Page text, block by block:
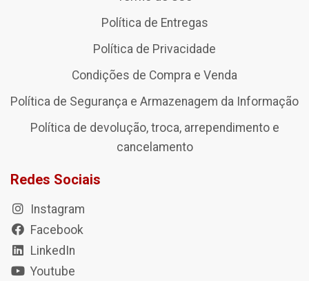
Política de Entregas
Política de Privacidade
Condições de Compra e Venda
Política de Segurança e Armazenagem da Informação
Política de devolução, troca, arrependimento e
cancelamento
Redes Sociais
Instagram
Facebook
LinkedIn
Youtube